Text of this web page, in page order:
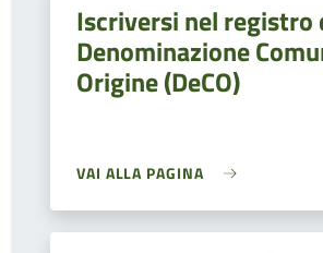
Iscriversi nel registro
Denominazione
Origine (DeCO)
VAI ALLA PAGINA